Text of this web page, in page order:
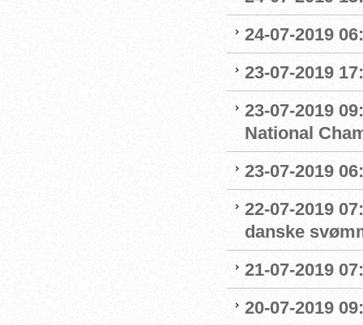
24-07-2019
23-07-2019
23-07-2019
National
23-07-2019
22-07-2019
danske
21-07-2019
20-07-2019